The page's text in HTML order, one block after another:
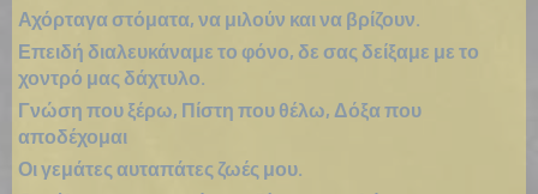
Αχόρταγα στόματα, να μιλούν και να βρίζουν.
Επειδή διαλευκάναμε το φόνο, δε σας δείξαμε με το
χοντρό μας δάχτυλο.
Γνώση που ξέρω, Πίστη που θέλω, Δόξα που
αποδέχομαι
Οι γεμάτες αυταπάτες ζωές μου.